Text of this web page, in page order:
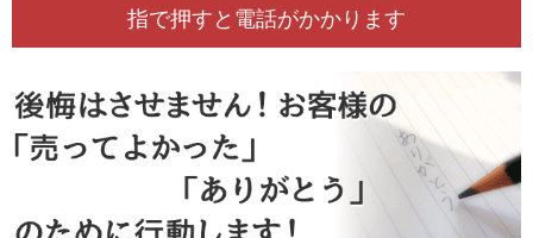
指で押すと電話がかかります